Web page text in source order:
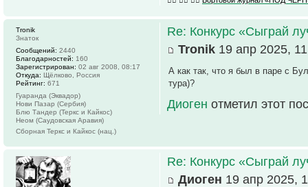
Re: Конкурс «Сыграй
Tronik 19 апр 2025,
А как так, что я был в паре с
тура)?
Диоген отметил этот
Tronik
Знаток
Сообщений: 2440
Благодарностей: 160
Зарегистрирован: 02 авг 2008, 08:17
Откуда: Щёлково, Россия
Рейтинг: 671
Гуаранда (Эквадор)
Нови Пазар (Сербия)
Блю Тандер (Теркс и Кайкос)
Неом (Саудовская Аравия)
Сборная Теркс и Кайкос (нац.)
Re: Конкурс «Сыграй
Диоген 19 апр 2025,